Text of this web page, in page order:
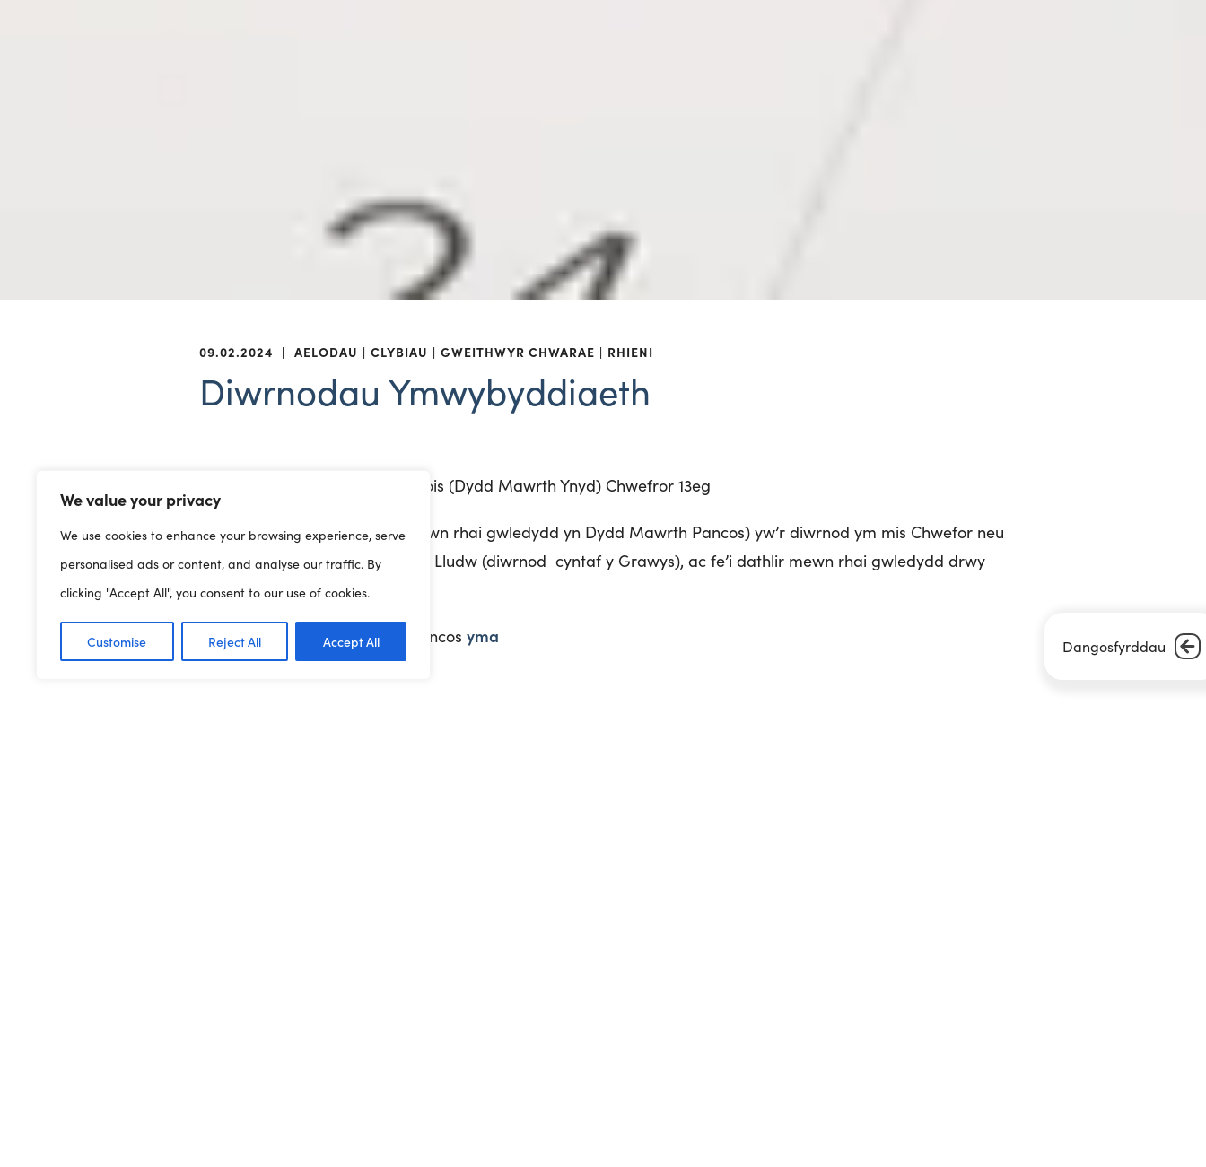
We value your privacy
We use cookies to enhance your browsing experience, serve
personalised ads or content, and analyse our traffic. By
clicking "Accept All", you consent to our use of cookies.
Customise Reject All Accept All Dangosfyrddau
09.02.2024 | AELODAU CLYBIAU GWEITHWYR CHWARAE RHIENI
Diwrnodau Ymwybyddiaeth
Diwrnod Crempog/Pancos/Ffrois (Dydd Mawrth Ynyd) Chwefror 13eg
Dydd Mawrth Ynyd (a elwir mewn rhai gwledydd yn Dydd Mawrth Pancos) yw’r diwrnod ym mis Chwefor neu
fis Mawrth cyn dydd Mercher y Lludw (diwrnod cyntaf y Grawys), ac fe’i dathlir mewn rhai gwledydd drwy
fwyta pancos.
Fe welwch rysáit hawdd am bancos yma